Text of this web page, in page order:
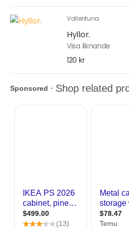
Vallentuna
Hyllor.
Visa liknande
120 kr